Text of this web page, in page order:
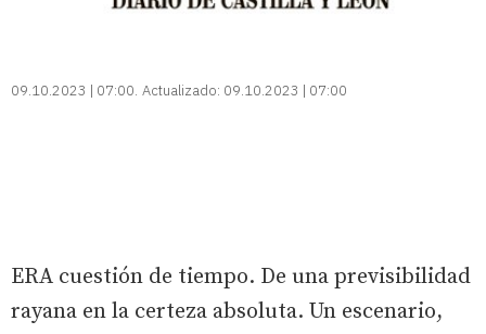
09.10.2023 | 07:00 Actualizado: 09.10.2023 | 07:00
ERA cuestión de tiempo. De una previsibilidad
rayana en la certeza absoluta. Un escenario,